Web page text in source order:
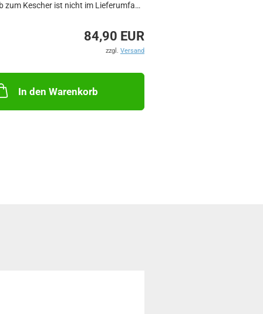
zum Kescher ist nicht im Lieferumfang
groß 43 x 51 x 76 cm84,90 EUR
zzgl. Versand
In den Warenkorb